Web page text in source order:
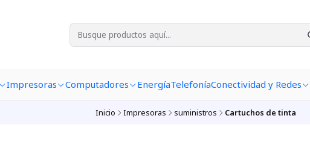
Impresoras Computadores EnergíaTelefoníaConectividad y Redes
Inicio Impresoras suministros Cartuchos de tinta